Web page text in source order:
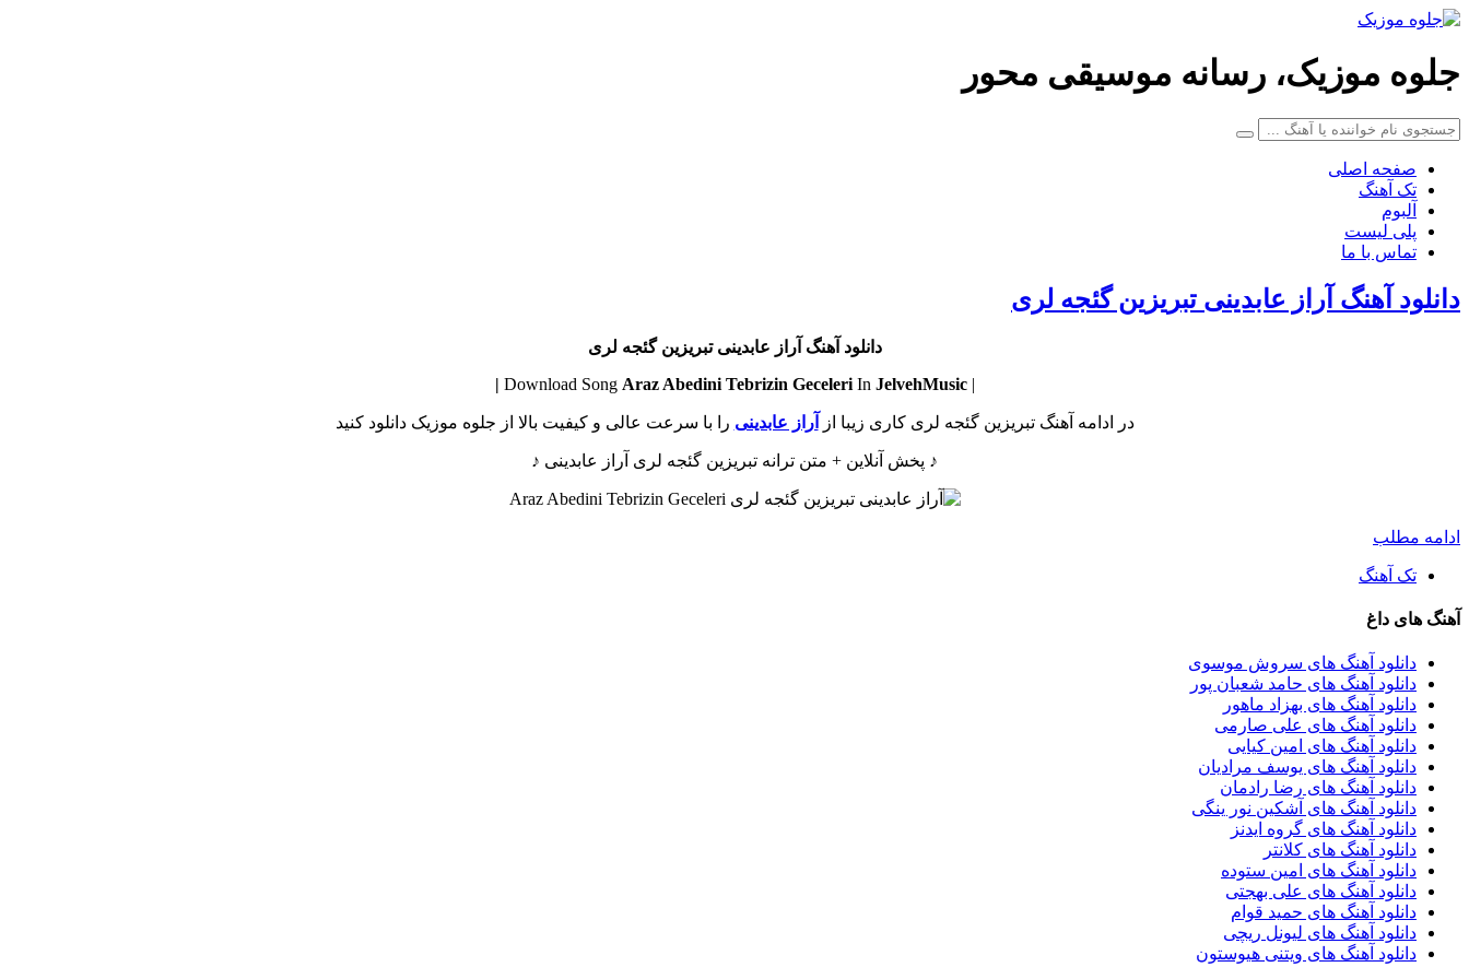
جلوه موزیک، رسانه موسیقی محور
صفحه اصلی
تک آهنگ
آلبوم
پلی لیست
تماس با ما
دانلود آهنگ آراز عابدینی تبریزین گئجه لری
دانلود آهنگ آراز عابدینی تبریزین گئجه لری
| Download Song
Araz Abedini Tebrizin GeceleriIn JelvehMusic |
در ادامه آهنگ تبریزین گئجه لری کاری زیبا از آراز عابدینی را با سرعت عالی و کیفیت بالا از جلوه موزیک دانلود کنید
♪ پخش آنلاین + متن ترانه تبریزین گئجه لری آراز عابدینی ♪
ادامه مطلب
تک آهنگ
آهنگ های داغ
دانلود آهنگ های سروش موسوی
دانلود آهنگ های حامد شعبان پور
دانلود آهنگ های بهزاد ماهور
دانلود آهنگ های علی صارمی
دانلود آهنگ های امین کیایی
دانلود آهنگ های یوسف مرادیان
دانلود آهنگ های رضا رادمان
دانلود آهنگ های آشکین نور ینگی
دانلود آهنگ های گروه ایدنز
دانلود آهنگ های کلانتر
دانلود آهنگ های امین ستوده
دانلود آهنگ های علی بهجتی
دانلود آهنگ های حمید قوام
دانلود آهنگ های لیونل ریچی
دانلود آهنگ های ویتنی هیوستون